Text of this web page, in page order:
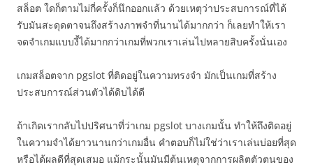
สล็อต ใดก็ตามไม่กี่ครั้งก็นึกออกแล้ว ด้วยเหตุว่าประสบการณ์ที่ได้
รับมันสะดุดตาจนถึงสร้างภาพจำที่นานได้มากกว่า ก็เลยทำให้เรา
จดจำเกมแบบงี้ได้มากกว่าเกมที่พวกเราเล่นไปหลายสิบครั้งนั่นเอง
เกมสล็อตจาก pgslot ที่ติดอยู่ในความทรงจำ มักเป็นเกมที่สร้าง
ประสบการณ์ส่วนตัวได้ดิบได้ดี
ถ้าเกิดเรากลับไปปริศนาที่ว่าเกม pgslot บางเกมนั้น ทำให้ถึงติดอยู่
ในความจำได้ยาวนานกว่าเกมอื่น คำตอบก็ไม่ใช่ว่าเราเล่นบ่อยที่สุด
หรือได้ผลดีที่สุดเสมอ แม้กระนั้นมันมีต้นเหตุจากการผลิตตัวตนของ